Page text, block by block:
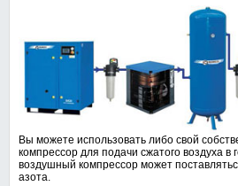
Вы можете использовать либо свой
компрессор для подачи сжатого воздуха в
воздушный компрессор может
азота.